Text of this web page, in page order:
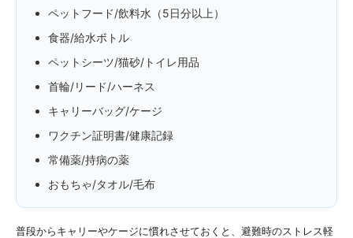
ペットフード/飲料水（5日分以上）
食器/給水ボトル
ペットシーツ/猫砂/トイレ用品
首輪/リード/ハーネス
キャリーバッグ/ケージ
ワクチン証明書/健康記録
常備薬/持病の薬
おもちゃ/タオル/毛布
普段からキャリーやケージに慣れさせておくと、避難時のストレス軽